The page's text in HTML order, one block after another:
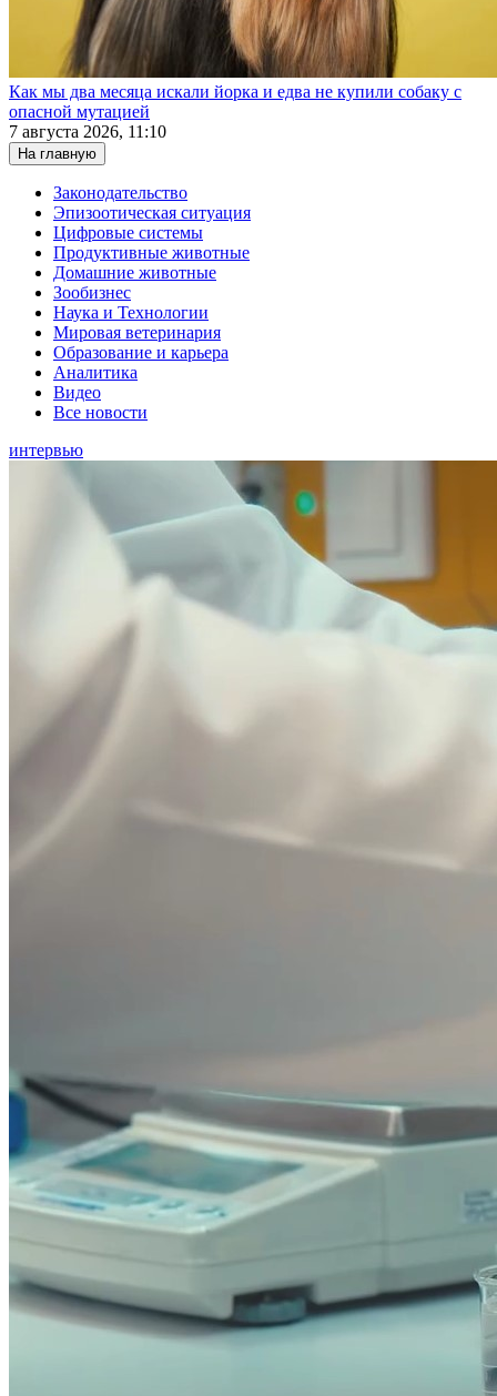
Как мы два месяца искали йорка и едва не купили собаку с
опасной мутацией
7 августа 2026, 11:10
На главную
Законодательство
Эпизоотическая ситуация
Цифровые системы
Продуктивные животные
Домашние животные
Зообизнес
Наука и Технологии
Мировая ветеринария
Образование и карьера
Аналитика
Видео
Все новости
интервью